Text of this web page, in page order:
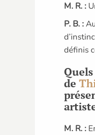
M. R. :
P. B. :
définis
de
M. R. :